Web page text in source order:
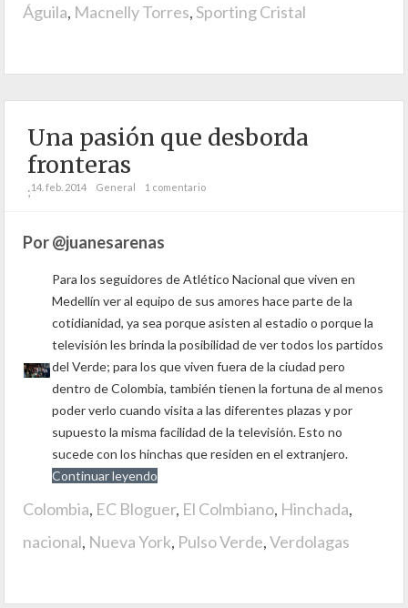
Águila, Macnelly Torres,Sporting Cristal
Una pasión que desborda
fronteras
;14. feb. 2014 General 1 comentario
Por @juanesarenas
Para los seguidores de Atlético Nacional que viven en
Medellín ver al equipo de sus amores hace parte de la
cotidianidad, ya sea porque asisten al estadio o porque la
televisión les brinda la posibilidad de ver todos los partidos
del Verde; para los que viven fuera de la ciudad pero
dentro de Colombia, también tienen la fortuna de al menos
poder verlo cuando visita a las diferentes plazas y por
supuesto la misma facilidad de la televisión. Esto no
sucede con los hinchas que residen en el extranjero.
Continuar leyendo
Colombia, EC Bloguer, El Colmbiano, Hinchada,
nacional, Nueva York, Pulso Verde,Verdolagas